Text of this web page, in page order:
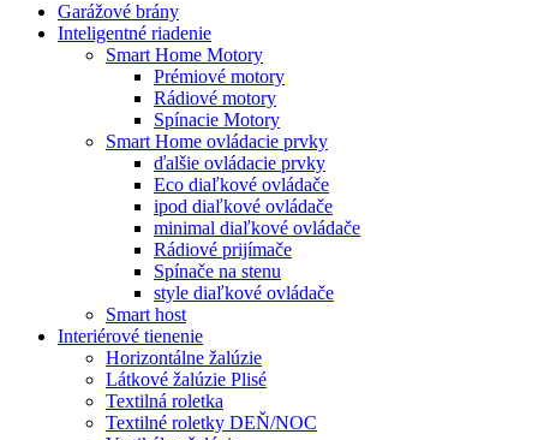
Garážové brány
Inteligentné riadenie
Smart Home Motory
Prémiové motory
Rádiové motory
Spínacie Motory
Smart Home ovládacie prvky
ďalšie ovládacie prvky
Eco diaľkové ovládače
ipod diaľkové ovládače
minimal diaľkové ovládače
Rádiové prijímače
Spínače na stenu
style diaľkové ovládače
Smart host
Interiérové tienenie
Horizontálne žalúzie
Látkové žalúzie Plisé
Textilná roletka
Textilné roletky DEŇ/NOC